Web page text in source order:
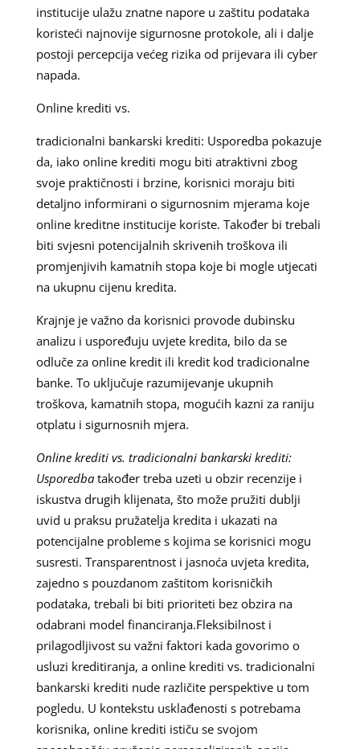
institucije ulažu znatne napore u zaštitu podataka
koristeći najnovije sigurnosne protokole, ali i dalje
postoji percepcija većeg rizika od prijevara ili cyber
napada.
Online krediti vs.
tradicionalni bankarski krediti: Usporedba pokazuje
da, iako online krediti mogu biti atraktivni zbog
svoje praktičnosti i brzine, korisnici moraju biti
detaljno informirani o sigurnosnim mjerama koje
online kreditne institucije koriste. Također bi trebali
biti svjesni potencijalnih skrivenih troškova ili
promjenjivih kamatnih stopa koje bi mogle utjecati
na ukupnu cijenu kredita.
Krajnje je važno da korisnici provode dubinsku
analizu i uspoređuju uvjete kredita, bilo da se
odluče za online kredit ili kredit kod tradicionalne
banke. To uključuje razumijevanje ukupnih
troškova, kamatnih stopa, mogućih kazni za raniju
otplatu i sigurnosnih mjera.
Online krediti vs. tradicionalni bankarski krediti:
Usporedbatakođer treba uzeti u obzir recenzije i
iskustva drugih klijenata, što može pružiti dublji
uvid u praksu pružatelja kredita i ukazati na
potencijalne probleme s kojima se korisnici mogu
susresti. Transparentnost i jasnoća uvjeta kredita,
zajedno s pouzdanom zaštitom korisničkih
podataka, trebali bi biti prioriteti bez obzira na
odabrani model financiranja.Fleksibilnost i
prilagodljivost su važni faktori kada govorimo o
usluzi kreditiranja, a online krediti vs. tradicionalni
bankarski krediti nude različite perspektive u tom
pogledu. U kontekstu usklađenosti s potrebama
korisnika, online krediti ističu se svojom